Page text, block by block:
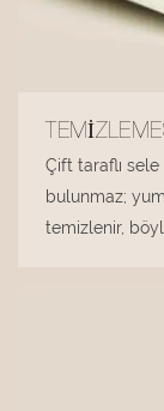
Çift taraflı
bulunmaz;
temizlenir,